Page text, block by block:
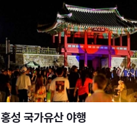
홍성 국가유산 야행